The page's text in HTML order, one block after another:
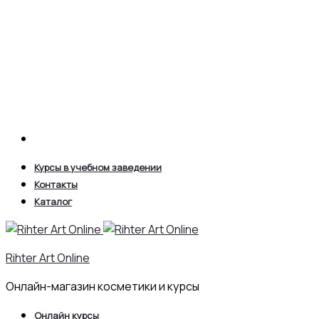
Курсы в учебном заведении
Контакты
Каталог
Rihter Art Online
Онлайн-магазин косметики и курсы
Онлайн курсы